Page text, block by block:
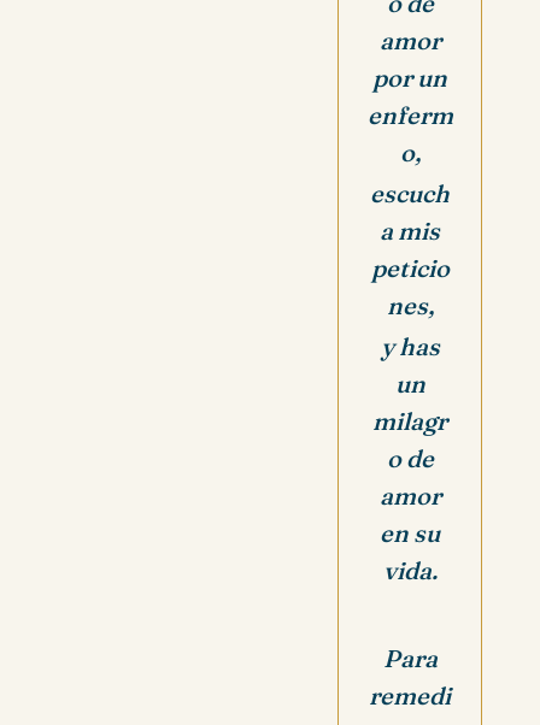
amor
por un
enferm
o,
escuch
a mis
peticio
nes,
y has
un
milagr
o de
amor
en su
vida.
Para
remedi